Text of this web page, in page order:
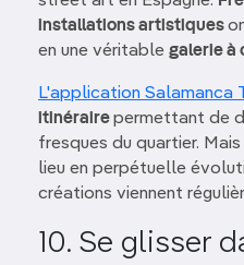
installations artistiques
en une véritable galerie à
L'application Salamanca
itinérairepermettant de
fresques du quartier.
lieu en perpétuelle
créations viennent
10. Se glisser